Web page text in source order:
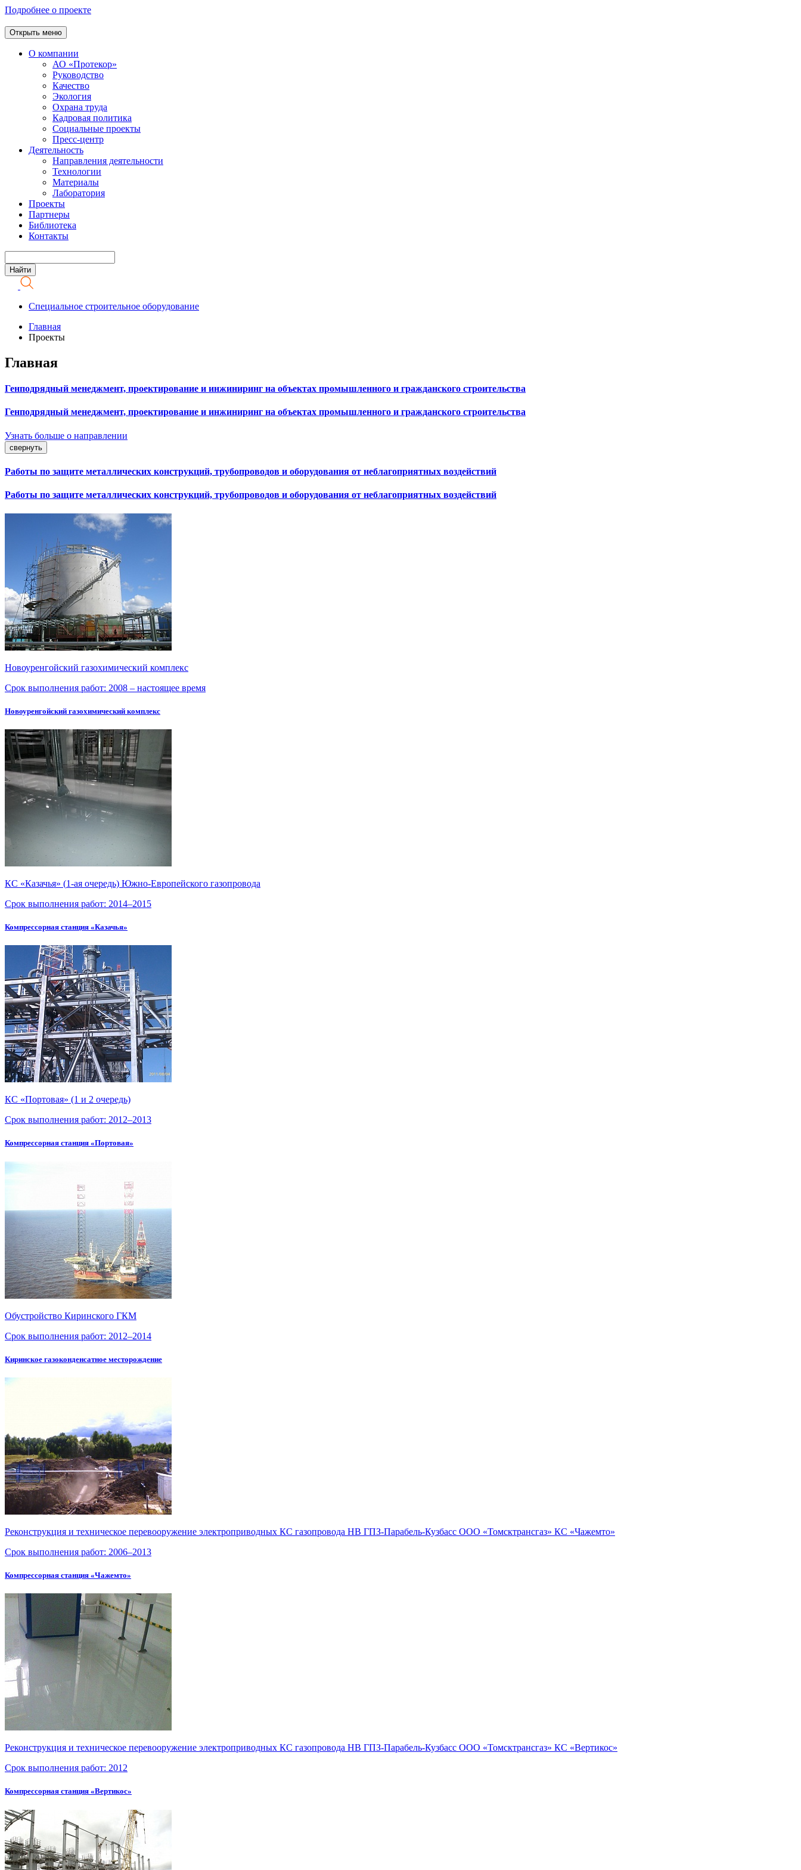
Подробнее о проекте
Открыть меню
О компании
АО «Протекор»
Руководство
Качество
Экология
Охрана труда
Кадровая политика
Социальные проекты
Пресс-центр
Деятельность
Направления деятельности
Технологии
Материалы
Лаборатория
Проекты
Партнеры
Библиотека
Контакты
Специальное строительное оборудование
Главная
Проекты
Главная
Генподрядный менеджмент, проектирование и инжиниринг на объектах промышленного и гражданского строительства
Генподрядный менеджмент, проектирование и инжиниринг на объектах промышленного и гражданского строительства
Узнать больше о направлении
свернуть
Работы по защите металлических конструкций, трубопроводов и оборудования от неблагоприятных воздействий
Работы по защите металлических конструкций, трубопроводов и оборудования от неблагоприятных воздействий
Новоуренгойский газохимический комплекс
Срок выполнения работ: 2008 – настоящее время
Новоуренгойский газохимический комплекс
КС «Казачья» (1-ая очередь) Южно-Европейского газопровода
Срок выполнения работ: 2014–2015
Компрессорная станция «Казачья»
КС «Портовая» (1 и 2 очередь)
Срок выполнения работ: 2012–2013
Компрессорная станция «Портовая»
Обустройство Киринского ГКМ
Срок выполнения работ: 2012–2014
Киринское газоконденсатное месторождение
Реконструкция и техническое перевооружение электроприводных КС газопровода НВ ГПЗ-Парабель-Кузбасс ООО «Томсктрансгаз» КС «Чажемто»
Срок выполнения работ: 2006–2013
Компрессорная станция «Чажемто»
Реконструкция и техническое перевооружение электроприводных КС газопровода НВ ГПЗ-Парабель-Кузбасс ООО «Томсктрансгаз» КС «Вертикос»
Срок выполнения работ: 2012
Компрессорная станция «Вертикос»